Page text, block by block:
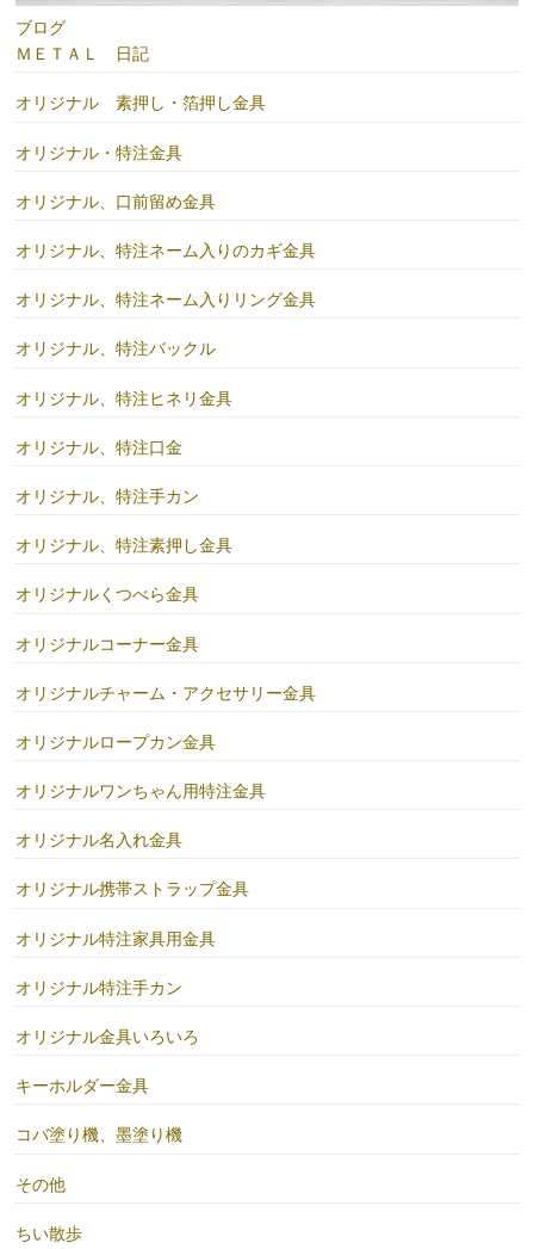
ブログ
ＭＥＴＡＬ 日記
オリジナル 素押し・箔押し金具
オリジナル・特注金具
オリジナル、口前留め金具
オリジナル、特注ネーム入りのカギ金具
オリジナル、特注ネーム入りリング金具
オリジナル、特注バックル
オリジナル、特注ヒネリ金具
オリジナル、特注口金
オリジナル、特注手カン
オリジナル、特注素押し金具
オリジナルくつべら金具
オリジナルコーナー金具
オリジナルチャーム・アクセサリー金具
オリジナルロープカン金具
オリジナルワンちゃん用特注金具
オリジナル名入れ金具
オリジナル携帯ストラップ金具
オリジナル特注家具用金具
オリジナル特注手カン
オリジナル金具いろいろ
キーホルダー金具
コバ塗り機、墨塗り機
その他
ちい散歩